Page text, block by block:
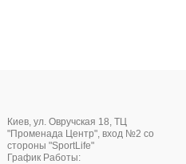
Киев, ул. Овручская 18, ТЦ
"Променада Центр", вход №2 со
стороны "SportLife"
График Работы: